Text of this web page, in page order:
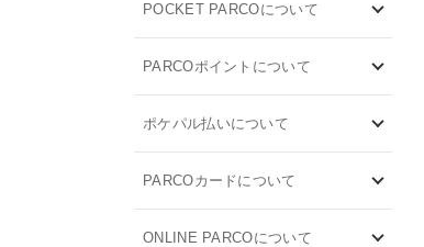
POCKET PARCOについて
PARCOポイントについて
ポケパル払いについて
PARCOカードについて
ONLINE PARCOについて